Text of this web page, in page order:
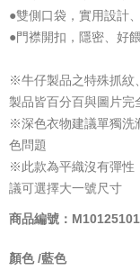
●雙側口袋，實用設計
●門襟開扣，隱密、好
※牛仔製品之特殊抓紋
製品皆百分百與圖片完
※深色衣物建議單獨洗
色問題
※此款為平織沒有彈性
議可選擇大一號尺寸
商品編號：
顏色 /藍色